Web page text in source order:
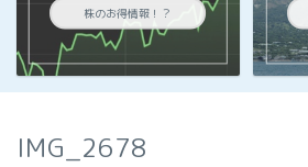
株のお得情報！？
IMG_2678